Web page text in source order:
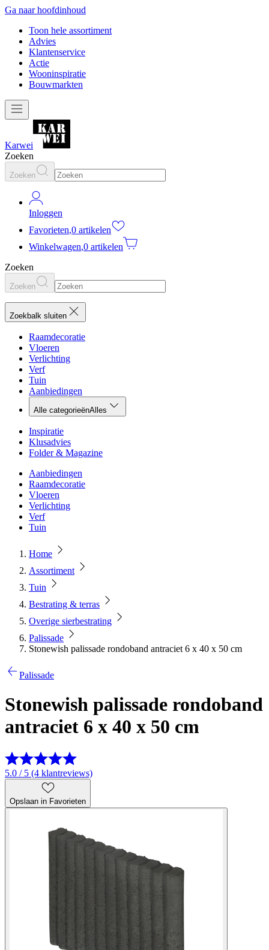
Ga naar hoofdinhoud
Toon hele assortiment
Advies
Klantenservice
Actie
Wooninspiratie
Bouwmarkten
Karwei
Zoeken
Zoeken
Inloggen
Favorieten,0 artikelen
Winkelwagen,0 artikelen
Zoeken
Zoeken
Zoekbalk sluiten
Raamdecoratie
Vloeren
Verlichting
Verf
Tuin
Aanbiedingen
Alle categorieënAlles
Inspiratie
Klusadvies
Folder & Magazine
Aanbiedingen
Raamdecoratie
Vloeren
Verlichting
Verf
Tuin
Home
Assortiment
Tuin
Bestrating & terras
Overige sierbestrating
Palissade
Stonewish palissade rondoband antraciet 6 x 40 x 50 cm
Palissade
Stonewish palissade rondoband
antraciet 6 x 40 x 50 cm
5.0 / 5 (4 klantreviews)
Opslaan in Favorieten